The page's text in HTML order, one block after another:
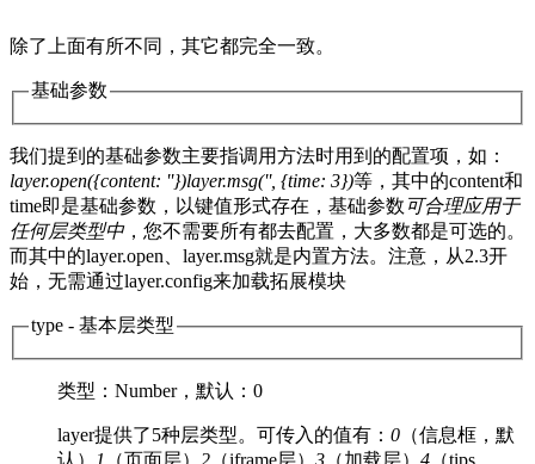
除了上面有所不同，其它都完全一致。
基础参数
我们提到的基础参数主要指调用方法时用到的配置项，如：
layer.open({content: ''})layer.msg('', {time: 3})等，其中的content和
time即是基础参数，以键值形式存在，基础参数 可合理应用于
任何层类型中，您不需要所有都去配置，大多数都是可选的。
而其中的layer.open、layer.msg就是内置方法。注意，从2.3开
始，无需通过layer.config来加载拓展模块
type - 基本层类型
类型 ：Number， 默认 ：0
layer提供了5种层类型。可传入的值有： 0 （信息框，默
认）
1 （页面层） 2 （iframe层） 3 （加载层） 4 （tips